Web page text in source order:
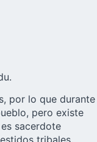
por lo que durante
pero existe
sacerdote